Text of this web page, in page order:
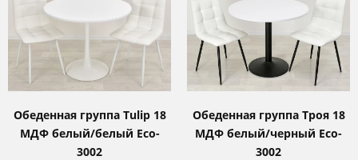
Обеденная группа Tulip 18
МДФ белый/белый Eco-
3002
Обеденная группа Троя 18
МДФ белый/черный Eco-
3002